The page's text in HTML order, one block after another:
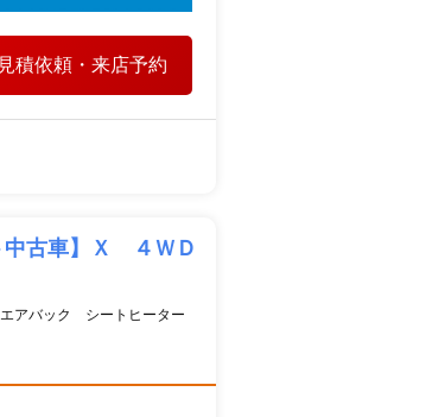
見積依頼・ 来店予約
中古車】Ｘ ４ＷＤ
アバック シートヒーター